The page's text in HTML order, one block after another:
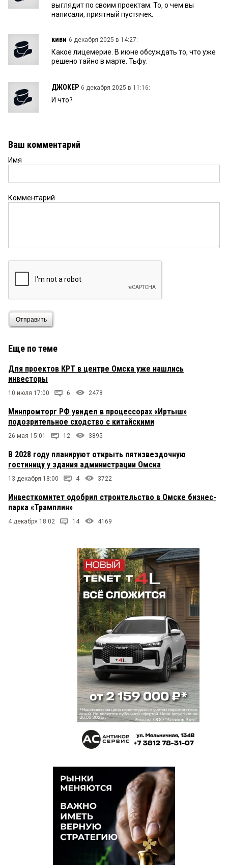
выглядит по своим проектам. То, о чем вы
написали, приятный пустячек.
киви 6 декабря 2025 в 14:27:
Какое лицемерие. В июне обсуждать то, что уже
решено тайно в марте. Тьфу.
ДЖОКЕР 6 декабря 2025 в 11:16:
И что?
Ваш комментарий
Имя
Комментарий
Отправить
Еще по теме
Для проектов КРТ в центре Омска уже нашлись
инвесторы
10 июля 17:00 6 2478
Минпромторг РФ увидел в процессорах «Иртыш»
подозрительное сходство с китайскими
26 мая 15:01 12 3895
В 2028 году планируют открыть пятизвездочную
гостиницу у здания администрации Омска
13 декабря 18:00 4 3722
Инвесткомитет одобрил строительство в Омске бизнес-
парка «Трамплин»
4 декабря 18:02 14 4169